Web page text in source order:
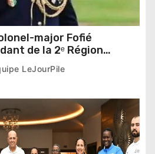
major Fofié
de la 2ᵉ Région
LeJourPile